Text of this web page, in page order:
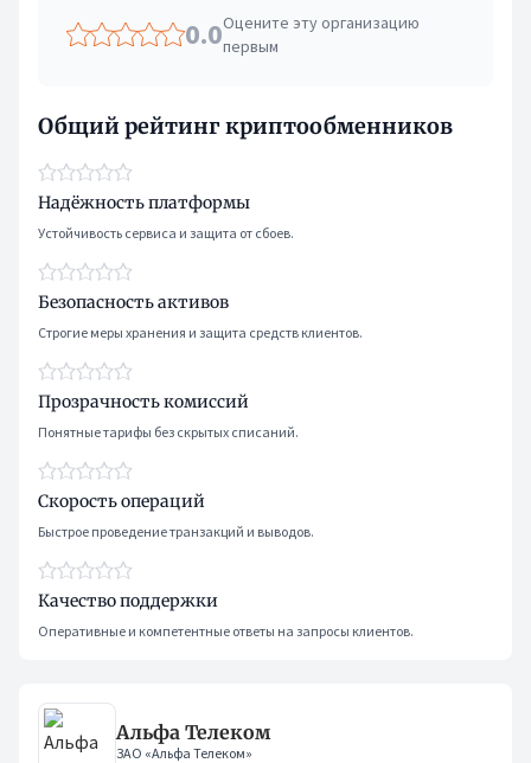
0.0Оцените эту организацию
первым
Общий рейтинг криптообменников
Надёжность платформы
Устойчивость сервиса и защита от сбоев.
Безопасность активов
Строгие меры хранения и защита средств клиентов.
Прозрачность комиссий
Понятные тарифы без скрытых списаний.
Скорость операций
Быстрое проведение транзакций и выводов.
Качество поддержки
Оперативные и компетентные ответы на запросы клиентов.
Альфа Телеком
ЗАО «Альфа Телеком»